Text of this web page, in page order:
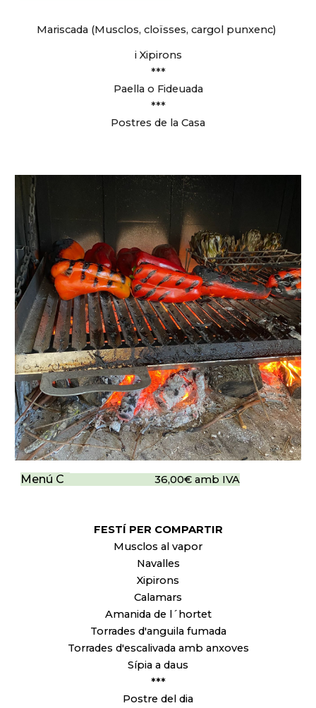
Mariscada (Musclos, cloïsses, cargol punxenc)
i Xipirons
***
Paella o Fideuada
***
Postres de la Casa
Menú C 36,00€ amb IVA
FESTÍ PER COMPARTIR
Musclos al vapor
Navalles
Xipirons
Calamars
Amanida de l´hortet
Torrades d'anguila fumada
Torrades d'escalivada amb anxoves
Sípia a daus
***
Postre del dia